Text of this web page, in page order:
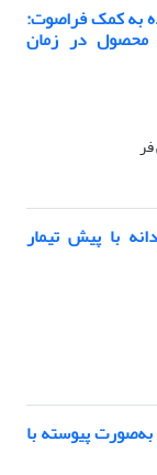
به کمک فراصوت:
محصول در زمان
با پیش تیمار
پیوسته با